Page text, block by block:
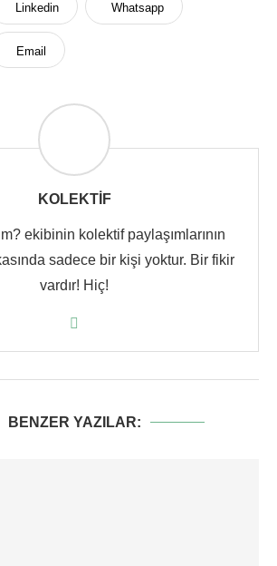
Linkedin Whatsapp
Email
KOLEKTIF
ekibinin kolektif paylaşımlarının
sadece bir kişi yoktur. Bir fikir
vardır! Hiç!
BENZER YAZILAR: